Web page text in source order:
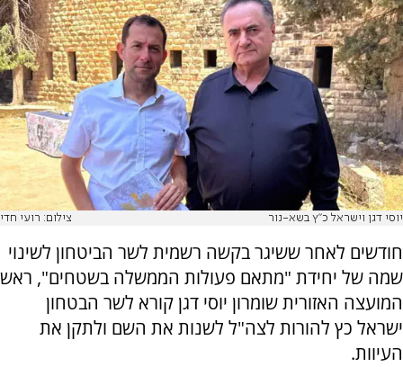
יוסי דגן וישראל כ"ץ בשא-נור צילום: רועי חדי
חודשים לאחר ששיגר בקשה רשמית לשר הביטחון לשינוי
שמה של יחידת "מתאם פעולות הממשלה בשטחים", ראש
המועצה האזורית שומרון יוסי דגן קורא לשר הבטחון
ישראל כץ להורות לצה"ל לשנות את השם ולתקן את
העיוות.